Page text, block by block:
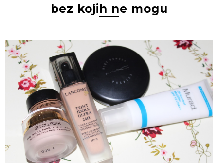
bez kojih ne mogu